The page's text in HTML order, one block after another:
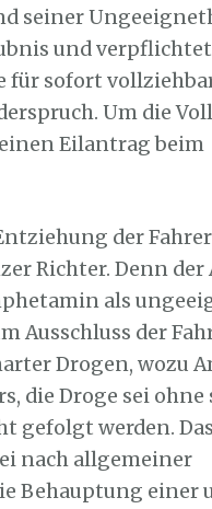
seiner
und
für sofort
Um die
Eilantrag beim
der
Richter. Denn
als
Ausschluss der
Drogen, wozu
die Droge sei
gefolgt werden.
nach allgemeiner
Behauptung einer